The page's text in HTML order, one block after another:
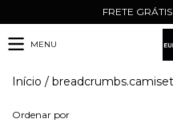
FRETE
MENU
Início /
Ordenar por